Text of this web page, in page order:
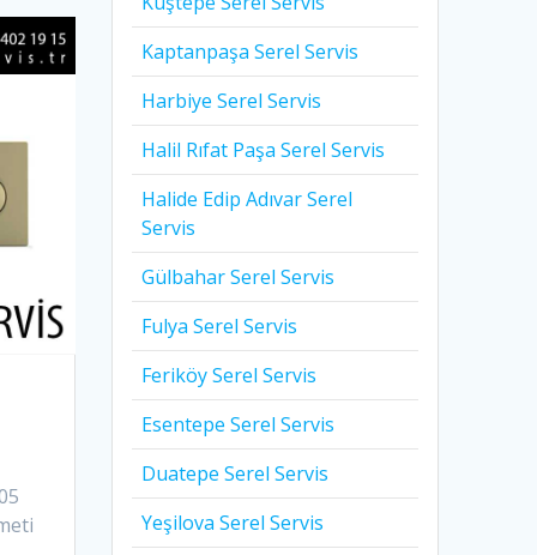
Kaptanpaşa Serel Servis
Harbiye Serel Servis
Halil Rıfat Paşa Serel Servis
Halide Edip Adıvar Serel
Servis
Gülbahar Serel Servis
Fulya Serel Servis
Feriköy Serel Servis
Esentepe Serel Servis
Duatepe Serel Servis
Yeşilova Serel Servis